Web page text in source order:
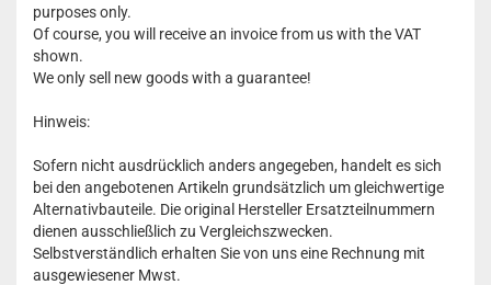
purposes only.
Of course, you will receive an invoice from us with the VAT
shown.
We only sell new goods with a guarantee!
Hinweis:
Sofern nicht ausdrücklich anders angegeben, handelt es sich
bei den angebotenen Artikeln grundsätzlich um gleichwertige
Alternativbauteile. Die original Hersteller Ersatzteilnummern
dienen ausschließlich zu Vergleichszwecken.
Selbstverständlich erhalten Sie von uns eine Rechnung mit
ausgewiesener Mwst.